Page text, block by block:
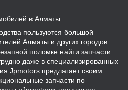
в Алматы
пользуются большой
Алматы и других городов
поломке найти запчасти
даже в специализированных
Jpmotors предлагает своим
запчасти по